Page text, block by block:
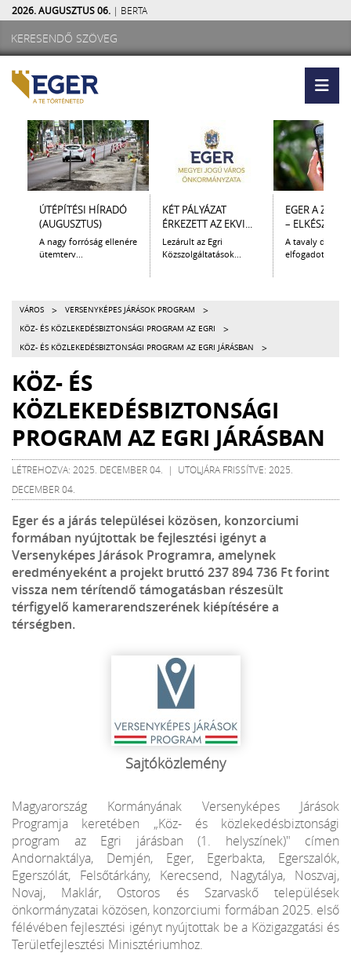
2026. AUGUSZTUS 06. | BERTA
ÚTÉPÍTÉSI HÍRADÓ
(AUGUSZTUS)
A nagy forróság ellenére
ütemterv...
KÉT PÁLYÁZAT
ÉRKEZETT AZ EKVI...
Lezárult az Egri
Közszolgáltatások...
EGER A
– ELKÉSZÜLT
A tavaly
elfogadott
VÁROS > VERSENYKÉPES JÁRÁSOK PROGRAM >
KÖZ- ÉS KÖZLEKEDÉSBIZTONSÁGI PROGRAM AZ EGRI >
KÖZ- ÉS KÖZLEKEDÉSBIZTONSÁGI PROGRAM AZ EGRI JÁRÁSBAN >
KÖZ- ÉS
KÖZLEKEDÉSBIZTONSÁGI
PROGRAM AZ EGRI JÁRÁSBAN
LÉTREHOZVA: 2025. DECEMBER 04. | UTOLJÁRA FRISSÍTVE: 2025.
DECEMBER 04.
Eger és a járás települései közösen, konzorciumi
formában nyújtottak be fejlesztési igényt a
Versenyképes Járások Programra, amelynek
eredményeként a projekt bruttó 237 894 736 Ft forint
vissza nem térítendő támogatásban részesült
térfigyelő kamerarendszerének kiépítésére a
térségben.
Sajtóközlemény
Magyarország Kormányának Versenyképes Járások
Programja keretében „Köz- és közlekedésbiztonsági
program az Egri járásban (1. helyszínek)" címen
Andornaktálya, Demjén, Eger, Egerbakta, Egerszalók,
Egerszólát, Felsőtárkány, Kerecsend, Nagytálya, Noszvaj,
Novaj, Maklár, Ostoros és Szarvaskő települések
önkormányzatai közösen, konzorciumi formában 2025. első
félévében fejlesztési igényt nyújtottak be a Közigazgatási és
Területfejlesztési Minisztériumhoz.